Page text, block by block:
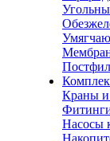
Краны и
Насосы